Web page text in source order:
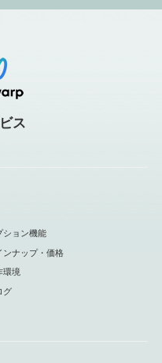
ス
ション機能
ンナップ・価格
環境
グ